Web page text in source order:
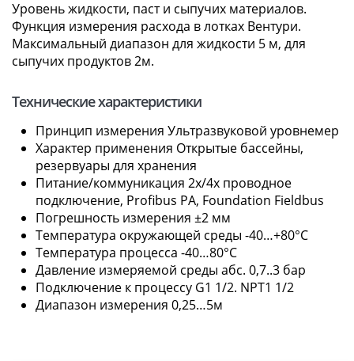
Уровень жидкости, паст и сыпучих материалов.
Функция измерения расхода в лотках Вентури.
Максимальный диапазон для жидкости 5 м, для
сыпучих продуктов 2м.
Технические характеристики
Принцип измерения Ультразвуковой уровнемер
Характер применения Открытые бассейны,
резервуары для хранения
Питание/коммуникация 2х/4х проводное
подключение, Profibus PA, Foundation Fieldbus
Погрешность измерения ±2 мм
Температура окружающей среды -40…+80°С
Температура процесса -40…80°С
Давление измеряемой среды абс. 0,7..3 бар
Подключение к процессу G1 1/2. NPT1 1/2
Диапазон измерения 0,25…5м